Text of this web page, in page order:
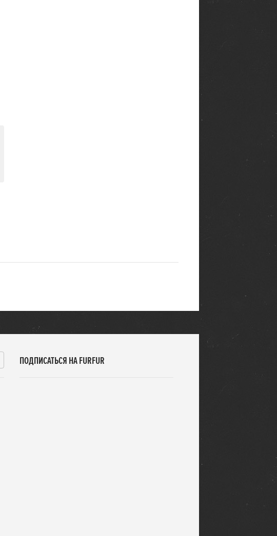
ПОДПИСАТЬСЯ НА FURFUR